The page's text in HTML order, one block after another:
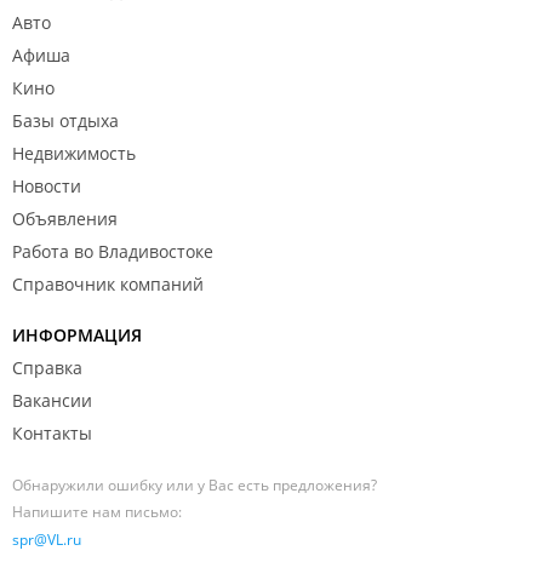
Авто
Афиша
Кино
Базы отдыха
Недвижимость
Новости
Объявления
Работа во Владивостоке
Справочник компаний
ИНФОРМАЦИЯ
Справка
Вакансии
Контакты
Обнаружили ошибку или у Вас есть предложения?
Напишите нам письмо:
spr@VL.ru